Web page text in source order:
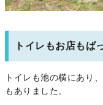
トイレもお店もば
トイレも池の横にあり
もありました。